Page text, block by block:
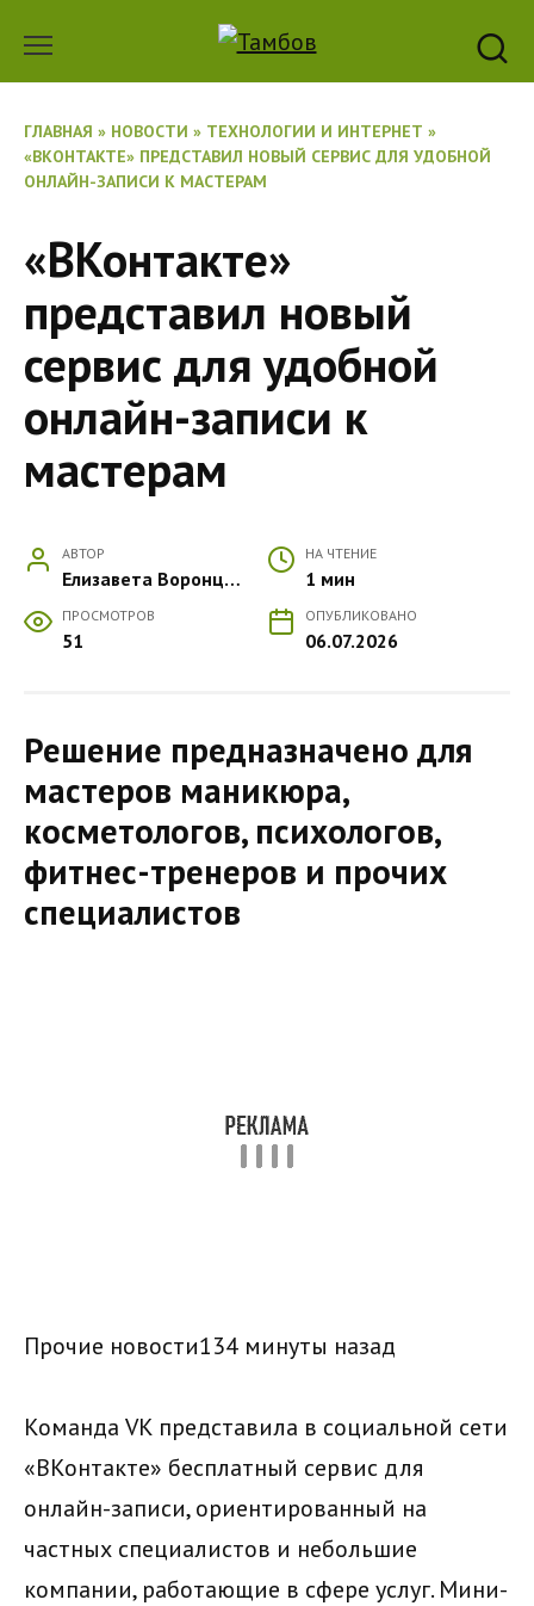
содержанию
ГЛАВНАЯ » НОВОСТИ » ТЕХНОЛОГИИ И ИНТЕРНЕТ »
«ВКОНТАКТЕ» ПРЕДСТАВИЛ НОВЫЙ СЕРВИС ДЛЯ УДОБНОЙ
ОНЛАЙН-ЗАПИСИ К МАСТЕРАМ
«ВКонтакте»
представил новый
сервис для удобной
онлайн-записи к
мастерам
АВТОР
Елизавета Воронцова
НА ЧТЕНИЕ
1 мин
ПРОСМОТРОВ
51
ОПУБЛИКОВАНО
06.07.2026
Решение предназначено для
мастеров маникюра,
косметологов, психологов,
фитнес-тренеров и прочих
специалистов
Прочие новости134 минуты назад
Команда VK представила в социальной сети
«ВКонтакте» бесплатный сервис для
онлайн-записи, ориентированный на
частных специалистов и небольшие
компании, работающие в сфере услуг. Мини-